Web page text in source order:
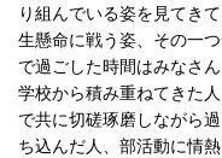
り組んでいる姿を見てき
生懸命に戦う姿、その一
で過ごした時間はみなさ
学校から積み重ねてきた
で共に切磋琢磨しながら
ち込んだ人、部活動に情